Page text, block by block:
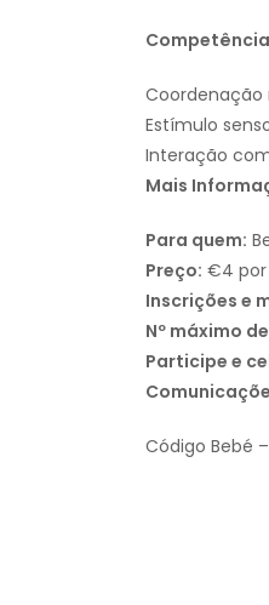
Estímulo
Interação
Mais
Para quem:
Preço: €4
Inscrições e
Nº máximo
Participe e
Código Bebé